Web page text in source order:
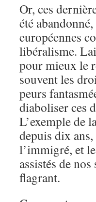
Or, ces
été
européennes
libéralisme.
pour mieux le
souvent les
peurs
diaboliser ces
L’exemple de
depuis dix ans,
l’immigré, et
assistés de
flagrant.